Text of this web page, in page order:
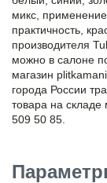
микс,
практичность,
производителя
можно в салоне
магазин
города России
товара на
509 50 85.